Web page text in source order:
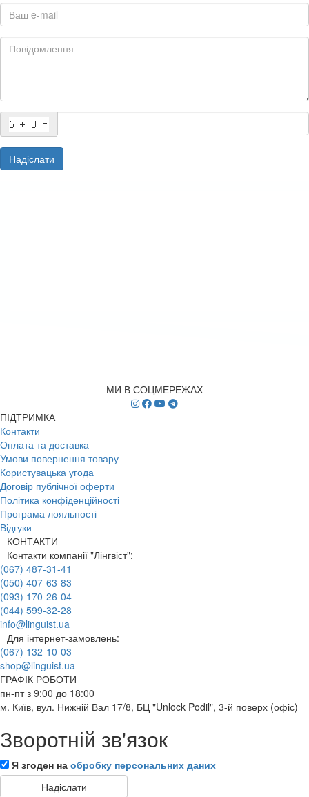
Надіслати
МИ В СОЦМЕРЕЖАХ
ПІДТРИМКА
Контакти
Оплата та доставка
Умови повернення товару
Користувацька угода
Договір публічної оферти
Політика конфіденційності
Програма лояльності
Відгуки
КОНТАКТИ
Контакти компанії "Лінгвіст":
(067) 487-31-41
(050) 407-63-83
(093) 170-26-04
(044) 599-32-28
info@linguist.ua
Для інтернет-замовлень:
(067) 132-10-03
shop@linguist.ua
ГРАФІК РОБОТИ
пн-пт з 9:00 до 18:00
м. Київ, вул. Нижній Вал 17/8, БЦ "Unlock Podil", 3-й поверх (офіс)
Зворотній зв'язок
Я згоден на обробку персональних даних